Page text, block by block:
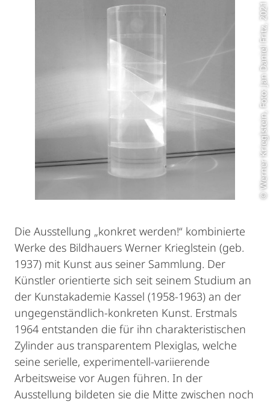
© Werner Krieglstein, Foto: Jan Daniel Fritz, 2021
Die Ausstellung „konkret werden!“ kombinierte
Werke des Bildhauers Werner Krieglstein (geb.
1937) mit Kunst aus seiner Sammlung. Der
Künstler orientierte sich seit seinem Studium an
der Kunstakademie Kassel (1958-1963) an der
ungegenständlich-konkreten Kunst. Erstmals
1964 entstanden die für ihn charakteristischen
Zylinder aus transparentem Plexiglas, welche
seine serielle, experimentell-variierende
Arbeitsweise vor Augen führen. In der
Ausstellung bildeten sie die Mitte zwischen noch